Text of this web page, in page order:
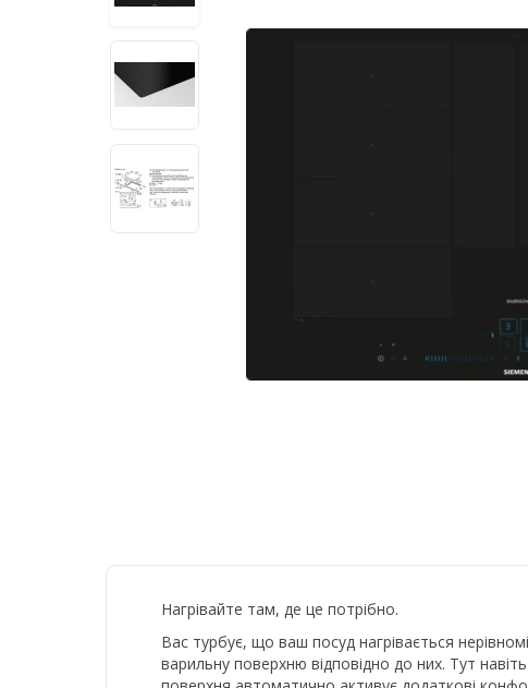
Нагрівайте там, де це потрібно.
Вас турбує, що ваш посуд нагрівається
варильну поверхню відповідно до них. Тут